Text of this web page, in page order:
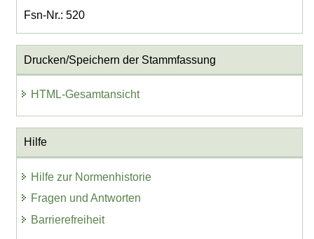
Fsn-Nr.: 520
Drucken/Speichern der Stammfassung
HTML-Gesamtansicht
Hilfe
Hilfe zur Normenhistorie
Fragen und Antworten
Barrierefreiheit